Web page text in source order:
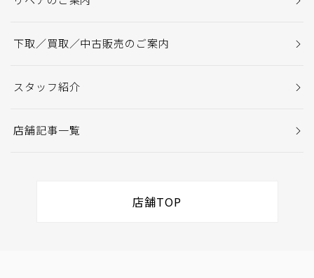
下取／買取／中古販売のご案内
スタッフ紹介
店舗記事一覧
店舗TOP